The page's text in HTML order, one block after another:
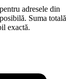
adresele din
Suma totală
exactă.